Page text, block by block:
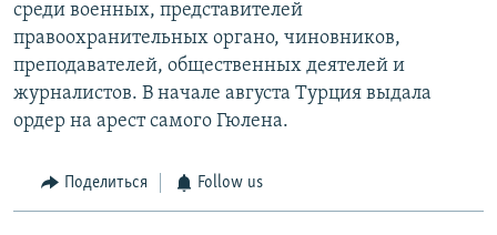
среди военных, представителей
правоохранительных органо, чиновников,
преподавателей, общественных деятелей и
журналистов. В начале августа Турция выдала
ордер на арест самого Гюлена.
Поделиться Follow us